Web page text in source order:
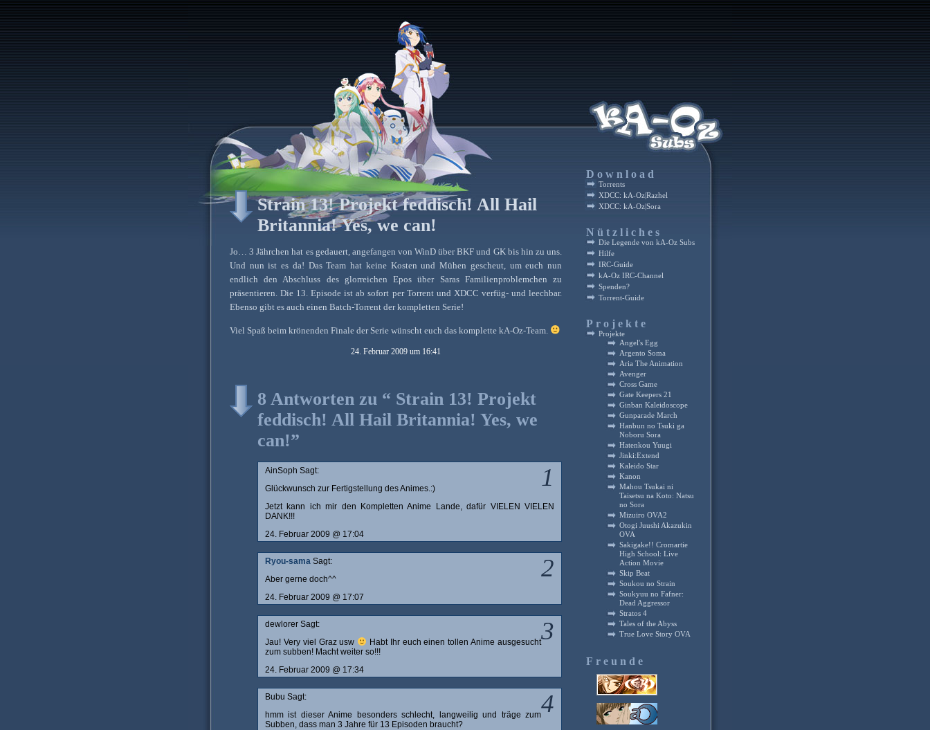
Strain 13! Projekt feddisch! All Hail
Britannia! Yes, we can!
Jo… 3 Jährchen hat es gedauert, angefangen von WinD über BKF und GK bis hin zu uns.
Und nun ist es da! Das Team hat keine Kosten und Mühen gescheut, um euch nun
endlich den Abschluss des glorreichen Epos über Saras Familienproblemchen zu
präsentieren. Die 13. Episode ist ab sofort per Torrent und XDCC verfüg- und leechbar.
Ebenso gibt es auch einen Batch-Torrent der kompletten Serie!
Viel Spaß beim krönenden Finale der Serie wünscht euch das komplette kA-Oz-Team.
24. Februar 2009 um 16:41
8 Antworten zu “ Strain 13! Projekt
feddisch! All Hail Britannia! Yes, we
can!”
1
AinSoph Sagt:
Glückwunsch zur Fertigstellung des Animes.:)
Jetzt kann ich mir den Kompletten Anime Lande, dafür VIELEN VIELEN
DANK!!!
24. Februar 2009 @ 17:04
2
Ryou-sama Sagt:
Aber gerne doch^^
24. Februar 2009 @ 17:07
3
dewlorer Sagt:
Jau! Very viel Graz usw
Habt Ihr euch einen tollen Anime ausgesucht
zum subben! Macht weiter so!!!
24. Februar 2009 @ 17:34
4
Bubu Sagt:
hmm ist dieser Anime besonders schlecht, langweilig und träge zum
Subben, dass man 3 Jahre für 13 Episoden braucht?
Download
Torrents
XDCC: kA-Oz|Razhel
XDCC: kA-Oz|Sora
Nützliches
Die Legende von kA-Oz Subs
Hilfe
IRC-Guide
kA-Oz IRC-Channel
Spenden?
Torrent-Guide
Projekte
Projekte
Angel's Egg
Argento Soma
Aria The Animation
Avenger
Cross Game
Gate Keepers 21
Ginban Kaleidoscope
Gunparade March
Hanbun no Tsuki ga
Noboru Sora
Hatenkou Yuugi
Jinki:Extend
Kaleido Star
Kanon
Mahou Tsukai ni
Taisetsu na Koto: Natsu
no Sora
Mizuiro OVA2
Otogi Juushi Akazukin
OVA
Sakigake!! Cromartie
High School: Live
Action Movie
Skip Beat
Soukou no Strain
Soukyuu no Fafner:
Dead Aggressor
Stratos 4
Tales of the Abyss
True Love Story OVA
Freunde